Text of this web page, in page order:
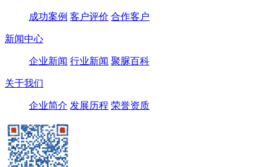
成功案例 客户评价 合作客户
新闻中心
企业新闻 行业新闻 聚脲百科
关于我们
企业简介 发展历程 荣誉资质